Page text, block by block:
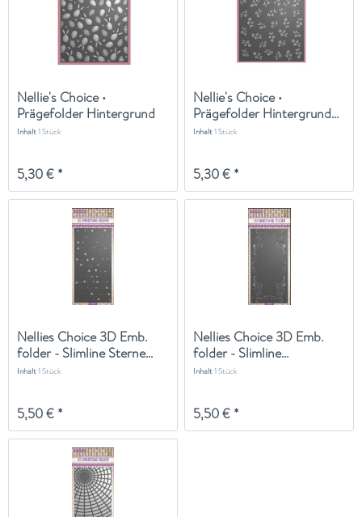
Nellie's Choice •
Prägefolder Hintergrund
Hasen...
Inhalt1 Stück
5,30 € *
Nellie's Choice •
Prägefolder Hintergrund...
Inhalt1 Stück
5,30 € *
Nellies Choice 3D Emb.
folder - Slimline Sterne...
Inhalt1 Stück
5,50 € *
Nellies Choice 3D Emb.
folder - Slimline...
Inhalt1 Stück
5,50 € *